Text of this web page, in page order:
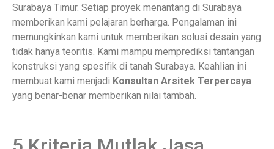
Surabaya Timur. Setiap proyek menantang di Surabaya
memberikan kami pelajaran berharga. Pengalaman ini
memungkinkan kami untuk memberikan solusi desain yang
tidak hanya teoritis. Kami mampu memprediksi tantangan
konstruksi yang spesifik di tanah Surabaya. Keahlian ini
membuat kami menjadi Konsultan Arsitek Terpercaya
yang benar-benar memberikan nilai tambah.